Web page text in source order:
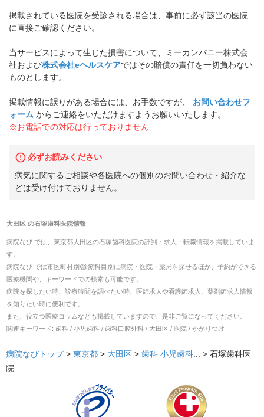
掲載されている医院を受診される場合は、事前に必ず該当の医院
に直接ご確認ください。
当サービスによって生じた損害について、ミーカンパニー株式会
社および株式会社eヘルスケアではその賠償の責任を一切負わない
ものとします。
掲載情報に誤りがある場合には、お手数ですが、
お問い合わせフ
ォーム からご連絡をいただけますようお願いいたします。
※お電話での対応は行っておりません
必ずお読みください
病気に関するご相談や各医院への個別のお問い合わせ・紹介な
どは受け付けておりません。
大田区の石塚歯科医院情報
病院なび では、 東京都大田区の石塚歯科医院の評判・求人・転職情報を掲載していま
す。
病院なび では市区町村別/診療科目別に病院・医院・薬局を探せるほか、予約ができる
医療機関や、キーワードでの検索も可能です。
病院を探したい時、診療時間を調べたい時、医師求人や看護師求人、薬剤師求人情報
を知りたい時に便利です。
また、役立つ医療コラムなども掲載していますので、是非ご覧になってください。
関連キーワード: 歯科 / 小児歯科 / 歯科口腔外科 / 大田区 / 医院 / かかりつけ
病院なびトップ > 東京都 > 大田区 > 歯科 小児歯科... > 石塚歯科医
院